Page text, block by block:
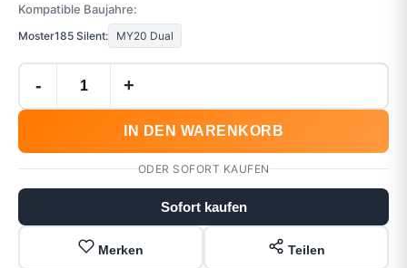
Kompatible Baujahre:
Moster185 Silent: MY20 Dual
- +
IN DEN WARENKORB
ODER SOFORT KAUFEN
Sofort kaufen
Merken Teilen